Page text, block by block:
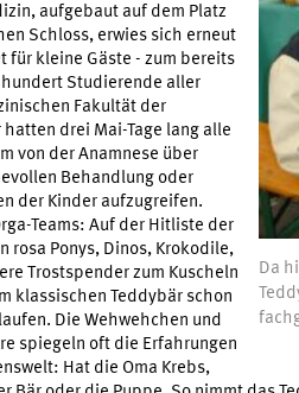
Da
aufgebaut auf dem Platz
Schloss, erwies sich erneut
für kleine Gäste - zum bereits
Studierende aller
Fakultät der
drei Mai-Tage lang alle
von der Anamnese über
Behandlung oder
der Kinder aufzugreifen.
Teams: Auf der Hitliste der
rosa Ponys, Dinos, Krokodile,
Trostspender zum Kuscheln
klassischen Teddybär schon
Die Wehwehchen und
spiegeln oft die Erfahrungen
Hat die Oma Krebs,